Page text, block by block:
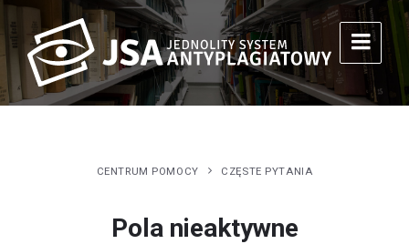
CENTRUM POMOCY CZĘSTE PYTANIA
Pola nieaktywne